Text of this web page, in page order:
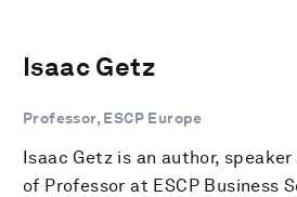
Isaac Getz
Professor, ESCP Europe
Isaac Getz is an author,
of Professor at ESCP Business